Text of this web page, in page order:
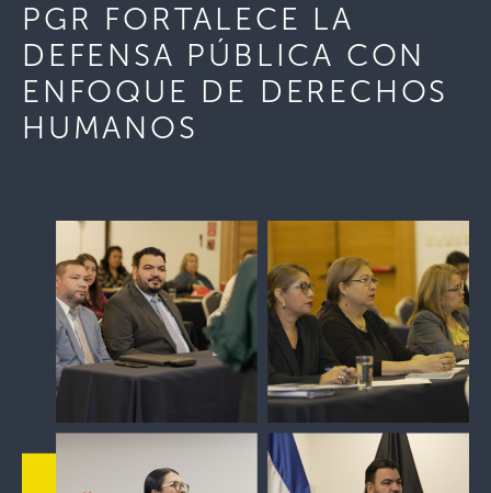
PGR FORTALECE LA
DEFENSA PÚBLICA CON
ENFOQUE DE DERECHOS
HUMANOS